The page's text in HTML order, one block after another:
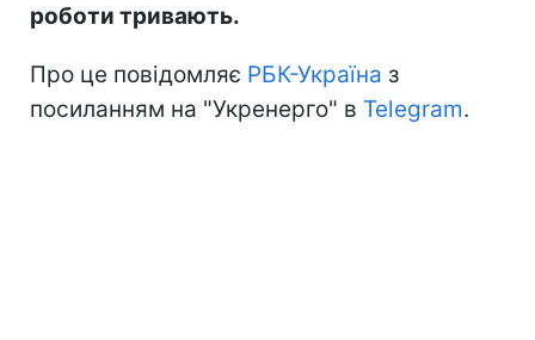
роботи тривають.
Про це повідомляє РБК-Україна з
посиланням на "Укренерго" в Telegram.